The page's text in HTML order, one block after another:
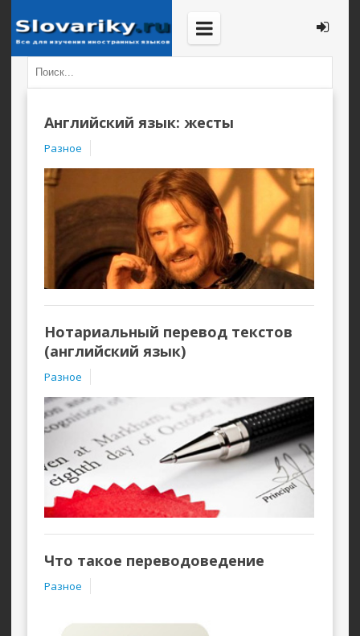
Английский язык: жесты
Разное
Нотариальный перевод текстов
(английский язык)
Разное
Что такое переводоведение
Разное